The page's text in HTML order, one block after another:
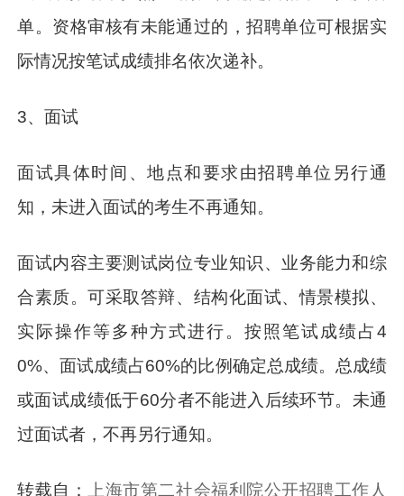
单。资格审核有未能通过的，招聘单位可根据实
际情况按笔试成绩排名依次递补。
3、面试
面试具体时间、地点和要求由招聘单位另行通
知，未进入面试的考生不再通知。
面试内容主要测试岗位专业知识、业务能力和综
合素质。可采取答辩、结构化面试、情景模拟、
实际操作等多种方式进行。按照笔试成绩占4
0%、面试成绩占60%的比例确定总成绩。总成绩
或面试成绩低于60分者不能进入后续环节。未通
过面试者，不再另行通知。
转载自：
上海市第二社会福利院公开招聘工作人